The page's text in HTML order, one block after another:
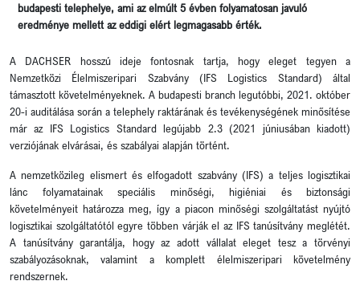
budapesti telephelye, ami az elmúlt 5 évben folyamatosan javuló
eredménye mellett az eddigi elért legmagasabb érték.
A DACHSER hosszú ideje fontosnak tartja, hogy eleget tegyen a
Nemzetközi Élelmiszeripari Szabvány (IFS Logistics Standard) által
támasztott követelményeknek. A budapesti branch legutóbbi, 2021. október
20-i auditálása során a telephely raktárának és tevékenységének minősítése
már az IFS Logistics Standard legújabb 2.3 (2021 júniusában kiadott)
verziójának elvárásai, és szabályai alapján történt.
A nemzetközileg elismert és elfogadott szabvány (IFS) a teljes logisztikai
lánc folyamatainak speciális minőségi, higiéniai és biztonsági
követelményeit határozza meg, így a piacon minőségi szolgáltatást nyújtó
logisztikai szolgáltatótól egyre többen várják el az IFS tanúsítvány meglétét.
A tanúsítvány garantálja, hogy az adott vállalat eleget tesz a törvényi
szabályozásoknak, valamint a komplett élelmiszeripari követelmény
rendszernek.